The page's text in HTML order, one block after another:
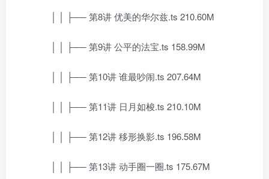
│ │ ├── 第8讲 优美的华尔兹.ts 210.60M
│ │ ├── 第9讲 公平的法宝.ts 158.99M
│ │ ├── 第10讲 谁最吵闹.ts 207.64M
│ │ ├── 第11讲 日月如梭.ts 210.10M
│ │ ├── 第12讲 移形换影.ts 196.58M
│ │ ├── 第13讲 动手圈一圈.ts 175.67M